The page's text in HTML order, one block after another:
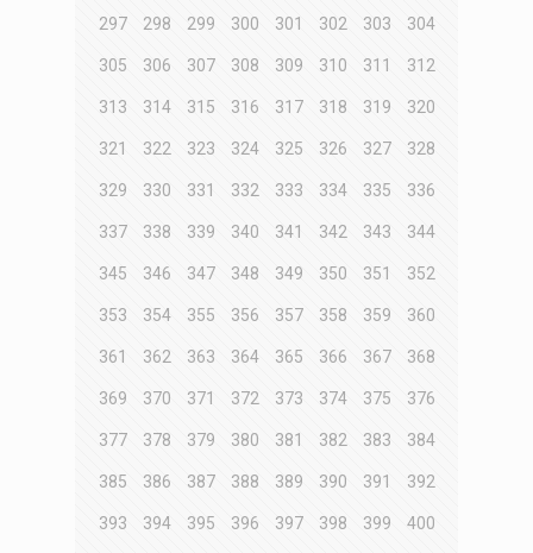
297 298 299 300 301 302 303 304
305 306 307 308 309 310 311 312
313 314 315 316 317 318 319 320
321 322 323 324 325 326 327 328
329 330 331 332 333 334 335 336
337 338 339 340 341 342 343 344
345 346 347 348 349 350 351 352
353 354 355 356 357 358 359 360
361 362 363 364 365 366 367 368
369 370 371 372 373 374 375 376
377 378 379 380 381 382 383 384
385 386 387 388 389 390 391 392
393 394 395 396 397 398 399 400